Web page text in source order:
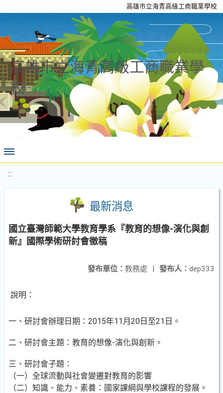
高雄市立海青高級工商職業學校
高雄市立海青高級工商職業學
校
:::
最新消息
國立臺灣師範大學教育學系『教育的想像-演化與創
新』國際學術研討會徵稿
發布人： dep333
發布單位： 教務處 |
說明：
一、研討會辦理日期：2015年11月20日至21日。
二、研討會主題：教育的想像-演化與創新。
三、研討會子題：
（一）全球流動與社會變遷對教育的影響
（二）知識、能力、素養：國家課綱與學校課程的發展。